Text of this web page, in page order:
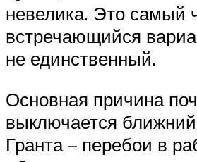
невелика. Это самый
встречающийся
не единственный.
Основная причина
выключается
Гранта – перебои в